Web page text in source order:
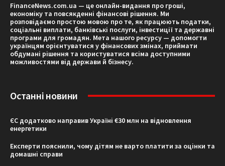
FinanceNews.com.ua — це онлайн-видання про гроші,
економіку та повсякденні фінансові рішення. Ми
розповідаємо простою мовою про те, як працюють податки,
соціальні виплати, банківські послуги, інвестиції та державні
програми для громадян. Мета нашого ресурсу — допомогти
українцям орієнтуватися у фінансових змінах, приймати
обдумані рішення та користуватися всіма доступними
можливостями від держави й бізнесу.
Останні новини
ЄС додатково направив Україні €30 млн на відновлення
енергетики
Експерти пояснили, чому дітям не варто платити за оцінки та
домашні справи